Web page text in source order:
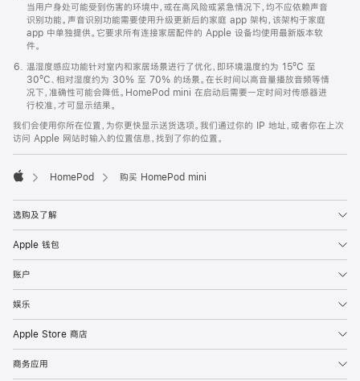
当用户身处可能受到伤害的环境中，或在高风险或紧急情况下，均不应依赖声音
识别功能。声音识别功能需要使用升级更新后的家庭 app 架构，该架构于家庭
app 中单独提供。它要求所有连接家居配件的 Apple 设备均使用最新版本软
件。
温湿度感应功能针对室内和家居场景进行了优化，即环境温度约为 15ºC 至
30ºC、相对湿度约为 30% 至 70% 的场景。在长时间以高音量播放音频等情
况下，准确性可能会降低。HomePod mini 在启动后需要一定时间对传感器进
行校准，才可显示结果。
我们会使用你所在位置，为你更快显示送货选项。我们通过你的 IP 地址，或者你在上次
访问 Apple 网站时输入的位置信息，找到了你的位置。
HomePod 购买 HomePod mini
选购及了解
Apple 钱包
账户
娱乐
Apple Store 商店
商务应用